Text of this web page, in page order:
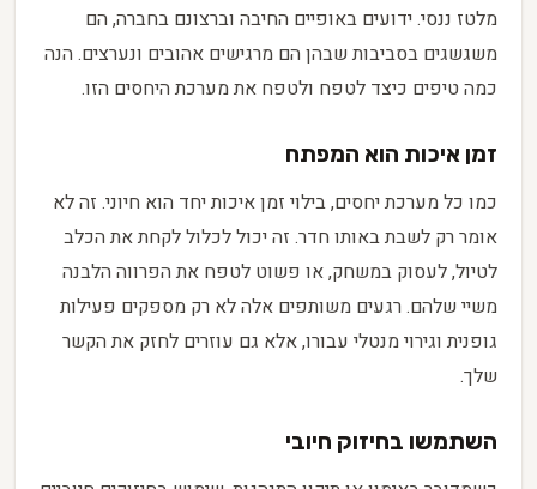
מלטז ננסי. ידועים באופיים החיבה וברצונם בחברה, הם
משגשגים בסביבות שבהן הם מרגישים אהובים ונערצים. הנה
כמה טיפים כיצד לטפח ולטפח את מערכת היחסים הזו.
זמן איכות הוא המפתח
כמו כל מערכת יחסים, בילוי זמן איכות יחד הוא חיוני. זה לא
אומר רק לשבת באותו חדר. זה יכול לכלול לקחת את הכלב
לטיול, לעסוק במשחק, או פשוט לטפח את הפרווה הלבנה
משיי שלהם. רגעים משותפים אלה לא רק מספקים פעילות
גופנית וגירוי מנטלי עבורו, אלא גם עוזרים לחזק את הקשר
שלך.
השתמשו בחיזוק חיובי